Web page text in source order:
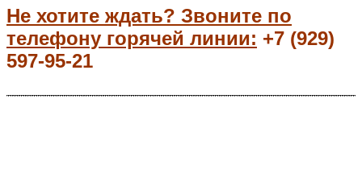
Не хотите ждать? Звоните по
телефону горячей линии: +7 (929)
597-95-21